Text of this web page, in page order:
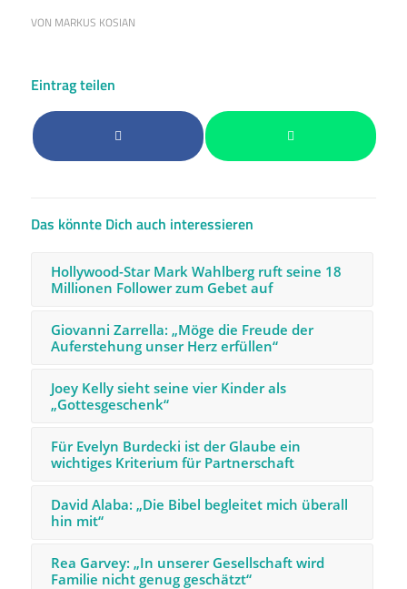
VON MARKUS KOSIAN
Eintrag teilen
Das könnte Dich auch interessieren
Hollywood-Star Mark Wahlberg ruft seine 18
Millionen Follower zum Gebet auf
Giovanni Zarrella: „Möge die Freude der
Auferstehung unser Herz erfüllen“
Joey Kelly sieht seine vier Kinder als
„Gottesgeschenk“
Für Evelyn Burdecki ist der Glaube ein
wichtiges Kriterium für Partnerschaft
David Alaba: „Die Bibel begleitet mich überall
hin mit“
Rea Garvey: „In unserer Gesellschaft wird
Familie nicht genug geschätzt“